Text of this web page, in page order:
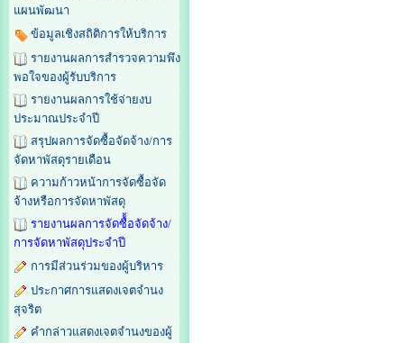
แผนพัฒนา
ข้อมูลเชิงสถิติการให้บริการ
รายงานผลการสำรวจความพึง
พอใจของผู้รับบริการ
รายงานผลการใช้จ่ายงบ
ประมาณประจำปี
สรุปผลการจัดซื้อจัดจ้าง/การ
จัดหาพัสดุรายเดือน
ความก้าวหน้าการจัดซื้อจัด
จ้างหรือการจัดหาพัสดุ
รายงานผลการจัดซื้้อจัดจ้าง/
การจัดหาพัสดุประจำปี
การมีส่วนร่วมของผู้บริหาร
ประกาศการแสดงเจตจำนง
สุจริต
คำกล่าวแสดงเจตจำนงของผู้